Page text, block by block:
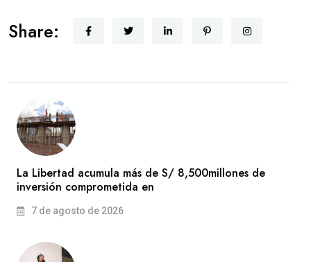
Share:
La Libertad acumula más de S/ 8,500millones de
inversión comprometida en
7 de agosto de 2026